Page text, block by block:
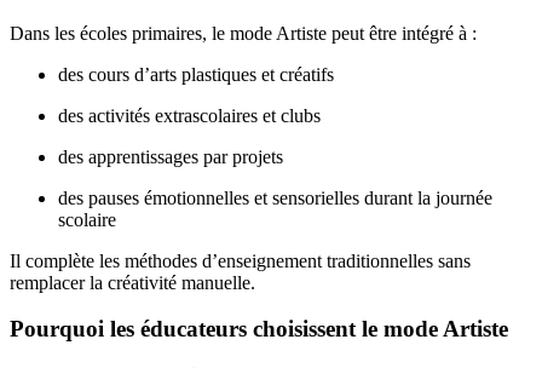
Dans les écoles primaires, le mode Artiste peut être intégré à :
des cours d’arts plastiques et créatifs
des activités extrascolaires et clubs
des apprentissages par projets
des pauses émotionnelles et sensorielles durant la journée
scolaire
Il complète les méthodes d’enseignement traditionnelles sans
remplacer la créativité manuelle.
Pourquoi les éducateurs choisissent le mode Artiste